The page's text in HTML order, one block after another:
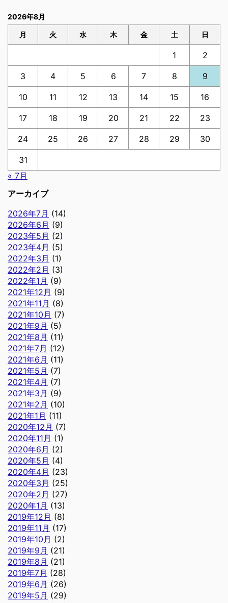
2026年8月
月 火 水 木 金 土 日
1 2
3 4 5 6 7 8 9
10 11 12 13 14 15 16
17 18 19 20 21 22 23
24 25 26 27 28 29 30
31
« 7月
アーカイブ
2026年7月 (14)
2026年6月 (9)
2023年5月 (2)
2023年4月 (5)
2022年3月 (1)
2022年2月 (3)
2022年1月 (9)
2021年12月 (9)
2021年11月 (8)
2021年10月 (7)
2021年9月 (5)
2021年8月 (11)
2021年7月 (12)
2021年6月 (11)
2021年5月 (7)
2021年4月 (7)
2021年3月 (9)
2021年2月 (10)
2021年1月 (11)
2020年12月 (7)
2020年11月 (1)
2020年6月 (2)
2020年5月 (4)
2020年4月 (23)
2020年3月 (25)
2020年2月 (27)
2020年1月 (13)
2019年12月 (8)
2019年11月 (17)
2019年10月 (2)
2019年9月 (21)
2019年8月 (21)
2019年7月 (28)
2019年6月 (26)
2019年5月 (29)